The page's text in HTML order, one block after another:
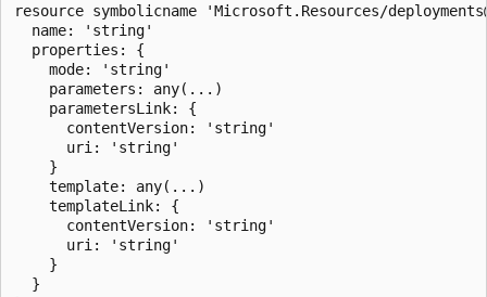
resource symbolicname 'Microsoft.Resources/
  name: 'string'
  properties: {
    mode: 'string'
    parameters: any(...)
    parametersLink: {
      contentVersion: 'string'
      uri: 'string'
    }
    template: any(...)
    templateLink: {
      contentVersion: 'string'
      uri: 'string'
    }
  }